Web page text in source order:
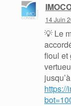
14 Juin
💡 Le
fioul et